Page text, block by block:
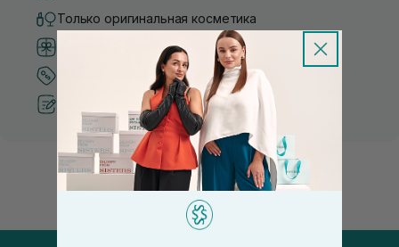
Только оригинальная косметика
Система бонусов и лояльности
Лучшие цены и топ товары
Рекомендации от косметологов